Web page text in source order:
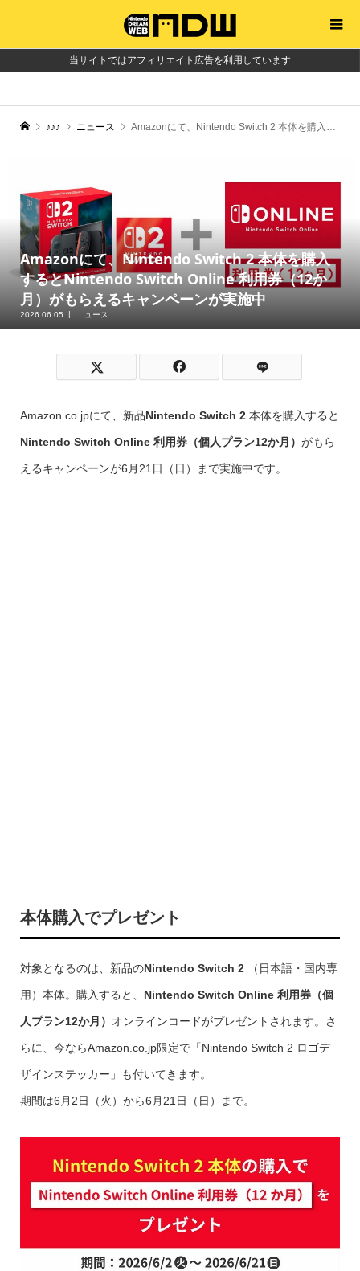
当サイトではアフィリエイト広告を利用しています
♪♪♪ ニュース Amazonにて、Nintendo Switch 2 本体を購入するとNintendo Switch Online 利用券（12か月）がもらえるキャンペーンが実施中
Amazonにて、Nintendo Switch 2 本体を購入
するとNintendo Switch Online 利用券（12か
月）がもらえるキャンペーンが実施中
2026.06.05 ニュース
Amazon.co.jpにて、新品Nintendo Switch 2本体を購入すると
Nintendo Switch Online 利用券（個人プラン12か月） がもら
えるキャンペーンが6月21日（日）まで実施中です。
本体購入でプレゼント
対象となるのは、新品のNintendo Switch 2（日本語・国内専
用）本体。購入すると、 Nintendo Switch Online 利用券（個
人プラン12か月） オンラインコードがプレゼントされます。さ
らに、今ならAmazon.co.jp限定で「Nintendo Switch 2 ロゴデ
ザインステッカー」も付いてきます。
期間は6月2日（火）から6月21日（日）まで。